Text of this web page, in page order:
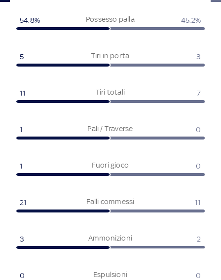
Possesso palla
54.8% 45.2%
Tiri in porta
5 3
Tiri totali
11 7
Pali / Traverse
1 0
Fuori gioco
1 0
Falli commessi
21 11
Ammonizioni
3 2
Espulsioni
0 0